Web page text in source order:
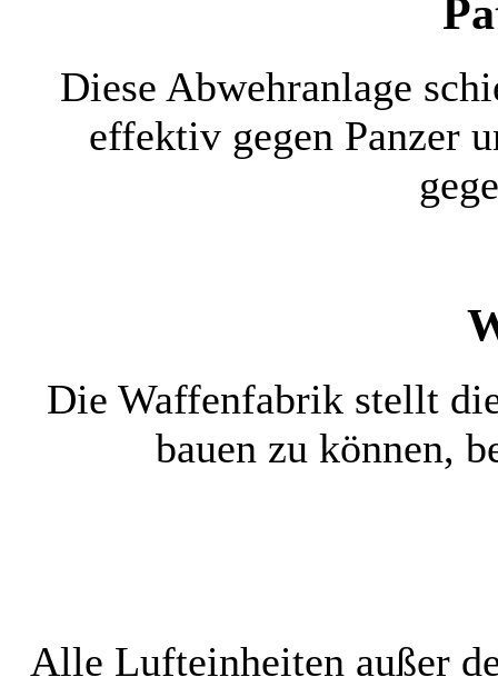
Diese Abwehranlage
effektiv gegen Panzer
Die Waffenfabrik stellt
bauen zu können,
Alle Lufteinheiten außer